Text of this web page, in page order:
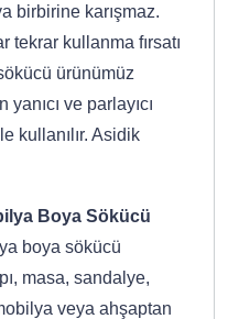
birbirine karışmaz.
tekrar kullanma fırsatı
ürünümüz
ve parlayıcı
kullanılır. Asidik
Boya Sökücü
boya sökücü
masa, sandalye,
veya ahşaptan